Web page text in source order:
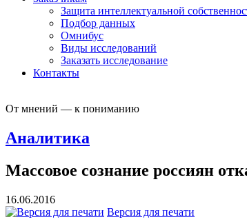
Защита интеллектуальной
Подбор данных
Омнибус
Виды исследований
Заказать исследование
Контакты
От мнений — к пониманию
Аналитика
Массовое сознание россиян
16.06.2016
Версия для печати